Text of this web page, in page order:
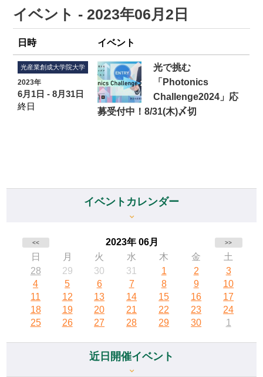
イベント - 2023年06月2日
日時 イベント
光産業創成大学院大学
2023年
6月1日 - 8月31日
終日
光で挑む
「Photonics
Challenge2024」応
募受付中！8/31(木)〆切
イベントカレンダー
<< 2023年 06月 >>
日 月 火 水 木 金
土
28
29 30 31 1 2
3
4
5 6 7 8 9
10
11
12 13 14 15 16
17
18
19 20 21 22 23
24
25
26 27 28 29 30 1
近日開催イベント